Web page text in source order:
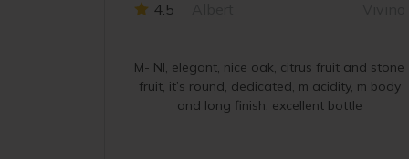
4.5
M- NI, elegant, nice oak, citrus fruit and stone
fruit, it’s round, dedicated, m acidity, m body
and long finish, excellent bottle